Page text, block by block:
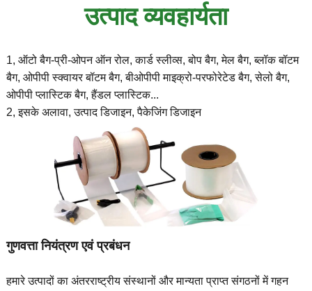
उत्पाद व्यवहार्यता
1, ऑटो बैग-प्री-ओपन ऑन रोल, कार्ड स्लीव्स, बोप बैग, मेल बैग, ब्लॉक बॉटम
बैग, ओपीपी स्क्वायर बॉटम बैग, बीओपीपी माइक्रो-परफोरेटेड बैग, सेलो बैग,
ओपीपी प्लास्टिक बैग, हैंडल प्लास्टिक...
2, इसके अलावा, उत्पाद डिजाइन, पैकेजिंग डिजाइन
गुणवत्ता नियंत्रण एवं प्रबंधन
हमारे उत्पादों का अंतरराष्ट्रीय संस्थानों और मान्यता प्राप्त संगठनों में गहन